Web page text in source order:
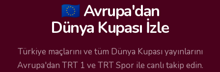
🇪🇺 Avrupa'dan
Dünya Kupası İzle
Türkiye maçlarını ve tüm Dünya Kupası yayınlarını
Avrupa'dan TRT 1 ve TRT Spor ile canlı takip edin.